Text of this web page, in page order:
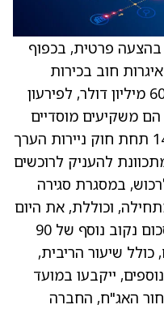
פרטית, בכפוף
חוב בכירות
להמרה בסכום נקוב כולל של 600 מיליון דולר, לפירעון
הם משקיעים מוסדיים
כשירים, בהתאם לכללי רול 144A תחת חוק ניירות הערך
מתכוונת להעניק לרוכשים
במסגרת סגירה
13 ימים שמתחילה, וכוללת, את היום
הראשון שבו מונפקות האג"ח, סכום נקוב נוסף של 90
כולל שיעור הריבית,
ייקבעו במועד
האג"ח, החברה